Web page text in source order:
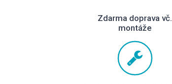
Zdarma doprava vč.
montáže